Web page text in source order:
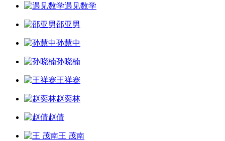
遇见数学
邵亚男
孙慧中
孙晓楠
王祥赛
赵奕林
赵倩
王 茂南